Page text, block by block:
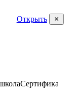
Открыть
Сертификаты